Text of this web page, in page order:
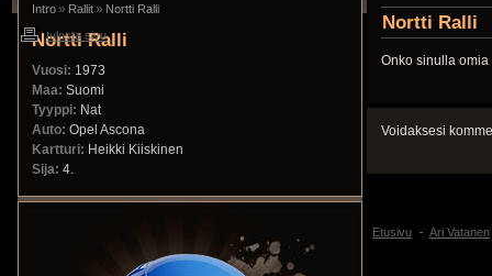
Intro » Rallit » Nortti Ralli
Nortti Ralli
Vuosi: 1973
Maa: Suomi
Tyyppi: Nat
Auto: Opel Ascona
Kartturi: Heikki Kiiskinen
Sija: 4.
Nortti Ralli
Onko sinulla
Voidaksesi
tulosta sivu
Etusivu Ari Vatanen